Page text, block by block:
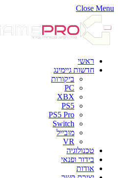
Close Menu
ראשי
חדשות גיימינג
ביקורות
PC
XBX
PS5
PS5 Pro
Switch
מובייל
VR
טכנולוגיה
בידור ופנאי
אודות